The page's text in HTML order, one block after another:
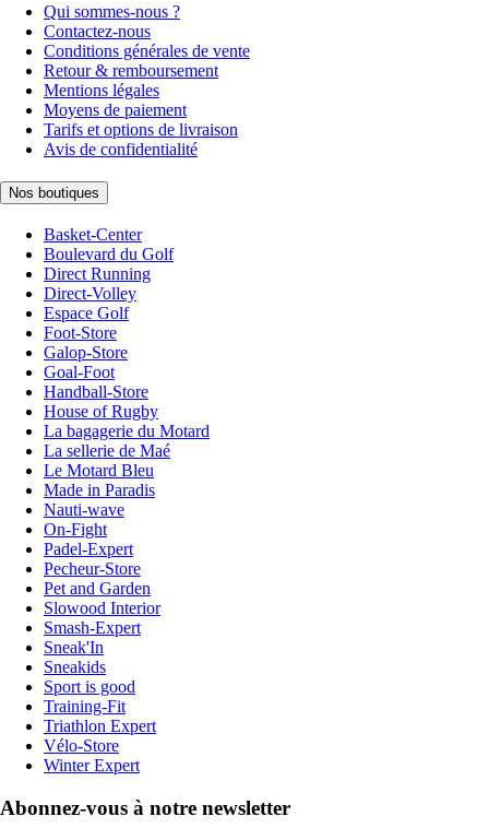
Qui sommes-nous ?
Contactez-nous
Conditions générales de vente
Retour & remboursement
Mentions légales
Moyens de paiement
Tarifs et options de livraison
Avis de confidentialité
Nos boutiques
Basket-Center
Boulevard du Golf
Direct Running
Direct-Volley
Espace Golf
Foot-Store
Galop-Store
Goal-Foot
Handball-Store
House of Rugby
La bagagerie du Motard
La sellerie de Maé
Le Motard Bleu
Made in Paradis
Nauti-wave
On-Fight
Padel-Expert
Pecheur-Store
Pet and Garden
Slowood Interior
Smash-Expert
Sneak'In
Sneakids
Sport is good
Training-Fit
Triathlon Expert
Vélo-Store
Winter Expert
Abonnez-vous à notre newsletter